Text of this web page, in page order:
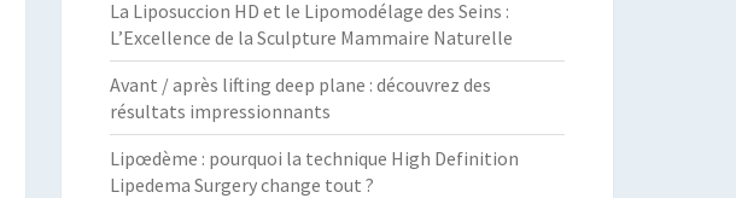
La Liposuccion HD et le Lipomodélage des Seins :
L’Excellence de la Sculpture Mammaire Naturelle
Avant / après lifting deep plane : découvrez des
résultats impressionnants
Lipœdème : pourquoi la technique High Definition
Lipedema Surgery change tout ?